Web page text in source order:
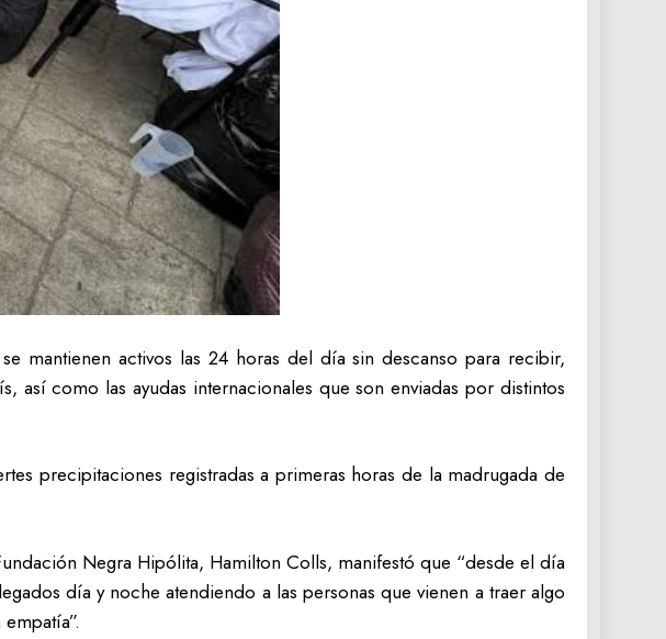
mantienen activos las 24 horas del día sin descanso para recibir,
como las ayudas internacionales que son enviadas por distintos
precipitaciones registradas a primeras horas de la madrugada de
Negra Hipólita, Hamilton Colls, manifestó que “desde el día
día y noche atendiendo a las personas que vienen a traer algo